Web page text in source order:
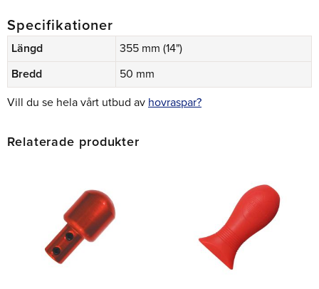
Specifikationer
Längd
355 mm (14")
Bredd
50 mm
Vill du se hela vårt utbud av hovraspar?
Relaterade produkter